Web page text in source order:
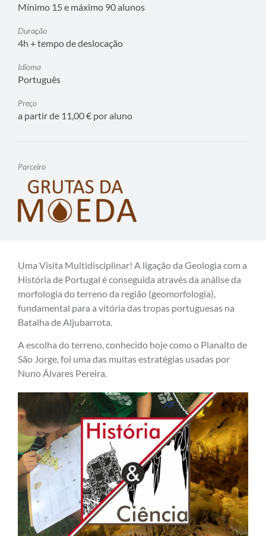
Mínimo 15 e máximo 90 alunos
Duração
4h + tempo de deslocação
Idioma
Português
Preço
a partir de 11,00 € por aluno
Parceiro
Uma Visita Multidisciplinar! A ligação da Geologia com a
História de Portugal é conseguida através da análise da
morfologia do terreno da região (geomorfologia),
fundamental para a vitória das tropas portuguesas na
Batalha de Aljubarrota.
A escolha do terreno, conhecido hoje como o Planalto de
São Jorge, foi uma das muitas estratégias usadas por
Nuno Álvares Pereira.